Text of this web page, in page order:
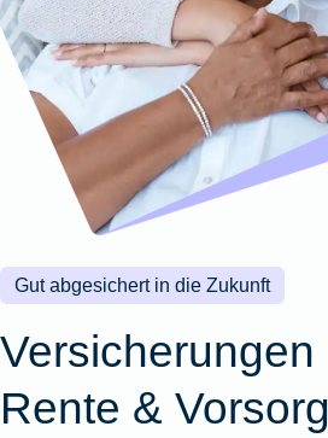
Wohnungsschutzbrief
Zur
Produktübersicht
Gewässerschadenhaftpflicht
Zur
Produktübersicht
Zur
Produktübersicht
Reisehaftpflichtversicherung
Reiserücktrittsversicherung
Zur
Produktübersicht
Zur
Produktübersicht
Zur
Produktübersicht
Zur
Produktübersicht
Montageversicherung
Produktübersicht
Gruppenunfall für
Betriebe
Gruppenunfall für
Vereine
Produktübersicht
Kunstversicherung
Ausstellungsversicherung
Valorenversicherung
Zur
Gut abgesichert in die Zukunft
Versicherungen
Rente &